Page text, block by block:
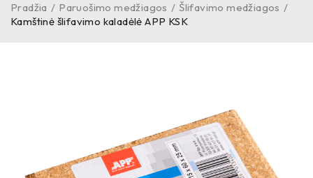
Pradžia / Paruošimo medžiagos / Šlifavimo medžiagos /
Kamštinė šlifavimo kaladėlė APP KSK